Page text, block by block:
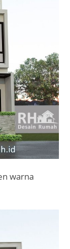
warna